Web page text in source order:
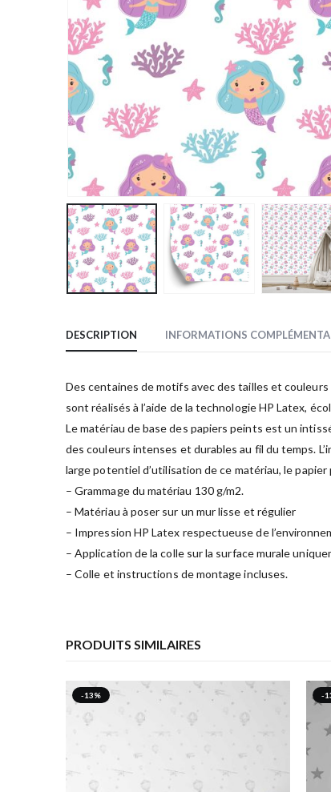
DESCRIPTION INFORMATIONS
Des centaines de motifs avec des tailles et
sont réalisés à l’aide de la technologie HP Latex,
Le matériau de base des papiers peints est un
des couleurs intenses et durables au fil du temps.
large potentiel d’utilisation de ce matériau, le
– Grammage du matériau 130 g/m2.
– Matériau à poser sur un mur lisse et régulier
– Impression HP Latex respectueuse de
– Application de la colle sur la surface murale
– Colle et instructions de montage incluses.
PRODUITS SIMILAIRES
-13% -